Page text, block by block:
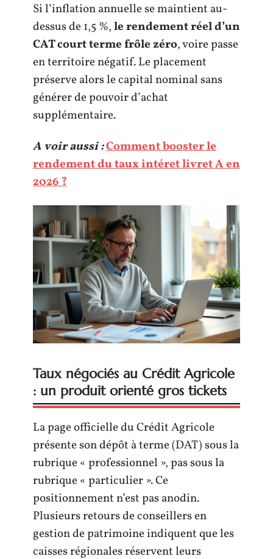
Si l’inflation annuelle se maintient au-
dessus de 1,5 %,le rendement réel d’un
CAT court terme frôle zéro, voire passe
en territoire négatif. Le placement
préserve alors le capital nominal sans
générer de pouvoir d’achat
supplémentaire.
A voir aussi :Comment booster le
rendement du taux intéret livret A en
2026 ?
Taux négociés au Crédit Agricole
: un produit orienté gros tickets
La page officielle du Crédit Agricole
présente son dépôt à terme (DAT) sous la
rubrique « professionnel », pas sous la
rubrique « particulier ». Ce
positionnement n’est pas anodin.
Plusieurs retours de conseillers en
gestion de patrimoine indiquent que les
caisses régionales réservent leurs